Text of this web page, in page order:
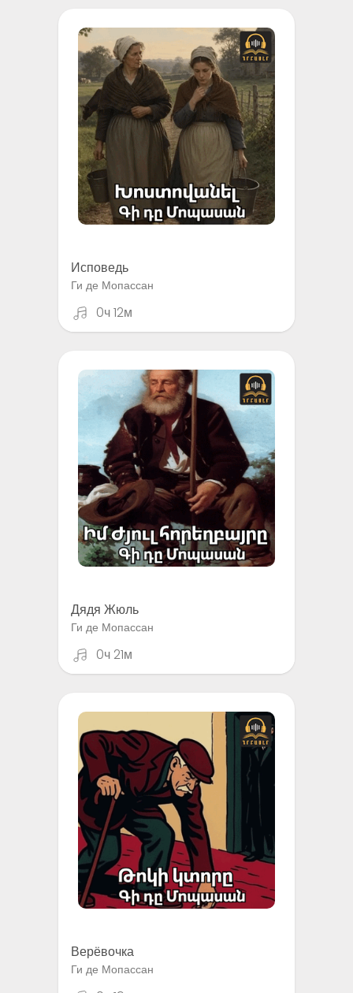
Исповедь
Ги де Мопассан
0ч 12м
Дядя Жюль
Ги де Мопассан
0ч 21м
Верёвочка
Ги де Мопассан